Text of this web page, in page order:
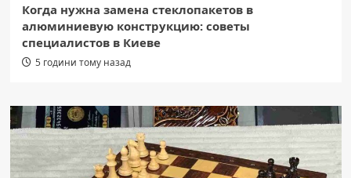
Когда нужна замена стеклопакетов в
алюминиевую конструкцию: советы
специалистов в Киеве
5 години тому назад